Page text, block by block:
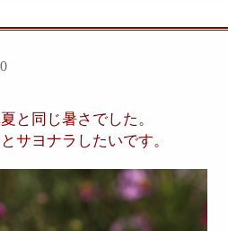
と同じ暑さでした。
サヨナラしたいです。